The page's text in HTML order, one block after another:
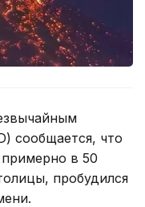
сообщается, что
в 50
пробудился